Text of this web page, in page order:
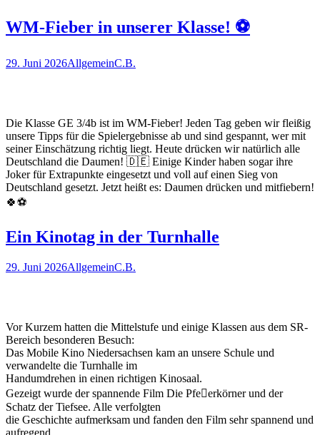
WM-Fieber in unserer Klasse! ⚽
29. Juni 2026AllgemeinC.B.
Die Klasse GE 3/4b ist im WM-Fieber! Jeden Tag geben wir fleißig
unsere Tipps für die Spielergebnisse ab und sind gespannt, wer mit
seiner Einschätzung richtig liegt. Heute drücken wir natürlich alle
Deutschland die Daumen! 🇩🇪 Einige Kinder haben sogar ihre
Joker für Extrapunkte eingesetzt und voll auf einen Sieg von
Deutschland gesetzt. Jetzt heißt es: Daumen drücken und mitfiebern!
🍀⚽
Ein Kinotag in der Turnhalle
29. Juni 2026AllgemeinC.B.
Vor Kurzem hatten die Mittelstufe und einige Klassen aus dem SR-
Bereich besonderen Besuch:
Das Mobile Kino Niedersachsen kam an unsere Schule und
verwandelte die Turnhalle im
Handumdrehen in einen richtigen Kinosaal.
Gezeigt wurde der spannende Film Die Pfe􀆯erkörner und der
Schatz der Tiefsee. Alle verfolgten
die Geschichte aufmerksam und fanden den Film sehr spannend und